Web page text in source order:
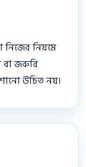
নিয়মে
বা জরুরি
উচিত নয়।